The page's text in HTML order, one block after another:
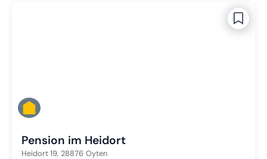
Pension im Heidort
Heidort 19, 28876 Oyten